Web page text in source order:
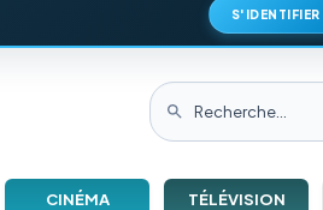
S'IDENTIFIER
CINÉMA TÉLÉVISION